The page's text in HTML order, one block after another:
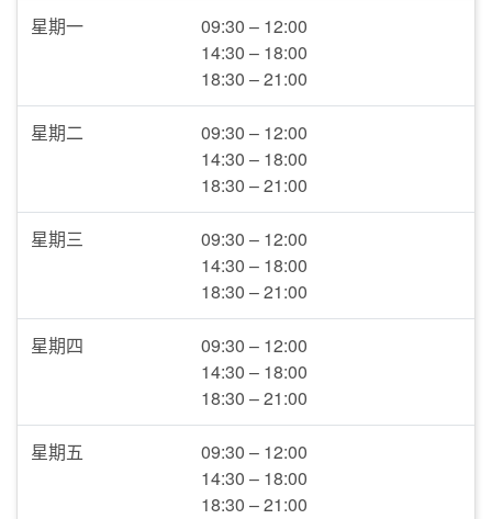
星期一
09:30 – 12:00
14:30 – 18:00
18:30 – 21:00
星期二
09:30 – 12:00
14:30 – 18:00
18:30 – 21:00
星期三
09:30 – 12:00
14:30 – 18:00
18:30 – 21:00
星期四
09:30 – 12:00
14:30 – 18:00
18:30 – 21:00
星期五
09:30 – 12:00
14:30 – 18:00
18:30 – 21:00